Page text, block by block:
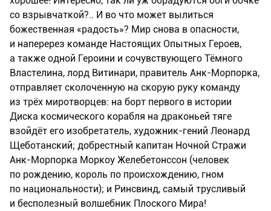
со взрывчаткой?.. И во что может вылиться
божественная «радость»? Мир снова в опасности,
и наперерез команде Настоящих Опытных Героев,
а также одной Героини и сочувствующего Тёмного
Властелина, лорд Витинари, правитель Анк-Морпорка,
отправляет сколоченную на скорую руку команду
из трёх миротворцев: на борт первого в истории
Диска космического корабля на драконьей тяге
взойдёт его изобретатель, художник-гений Леонард
Щеботанский; добрестный капитан Ночной Стражи
Анк-Морпорка Моркоу Желебетонссон (человек
по рождению, король по происхождению, гном
по национальности); и Ринсвинд, самый трусливый
и бесполезный волшебник Плоского Мира!